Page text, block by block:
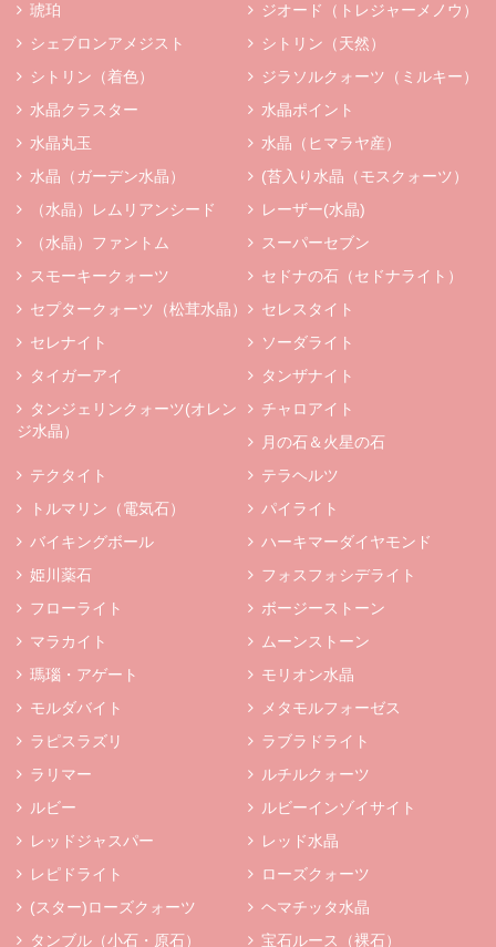
琥珀
ジオード（トレジャーメノウ）
シェブロンアメジスト
シトリン（天然）
シトリン（着色）
ジラソルクォーツ（ミルキー）
水晶クラスター
水晶ポイント
水晶丸玉
水晶（ヒマラヤ産）
水晶（ガーデン水晶）
(苔入り水晶（モスクォーツ）
（水晶）レムリアンシード
レーザー(水晶)
（水晶）ファントム
スーパーセブン
スモーキークォーツ
セドナの石（セドナライト）
セプタークォーツ（松茸水晶）
セレスタイト
セレナイト
ソーダライト
タイガーアイ
タンザナイト
タンジェリンクォーツ(オレン
ジ水晶）
チャロアイト
月の石＆火星の石
テクタイト
テラヘルツ
トルマリン（電気石）
パイライト
バイキングボール
ハーキマーダイヤモンド
姫川薬石
フォスフォシデライト
フローライト
ボージーストーン
マラカイト
ムーンストーン
瑪瑙・アゲート
モリオン水晶
モルダバイト
メタモルフォーゼス
ラピスラズリ
ラブラドライト
ラリマー
ルチルクォーツ
ルビー
ルビーインゾイサイト
レッドジャスパー
レッド水晶
レピドライト
ローズクォーツ
(スター)ローズクォーツ
ヘマチッタ水晶
タンブル（小石・原石）
宝石ルース（裸石）